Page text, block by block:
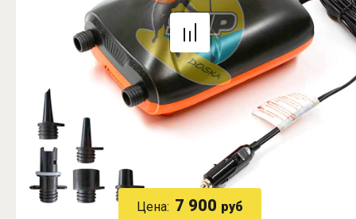
Цена: 7 900 руб